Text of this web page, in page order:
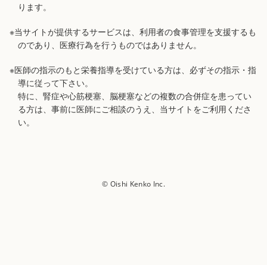
ります。
※当サイトが提供するサービスは、利用者の食事管理を支援するも
のであり、医療行為を行うものではありません。
※医師の指示のもと栄養指導を受けている方は、必ずその指示・指
導に従って下さい。
特に、腎症や心筋梗塞、脳梗塞などの複数の合併症を患ってい
る方は、事前に医師にご相談のうえ、当サイトをご利用くださ
い。
© Oishi Kenko Inc.